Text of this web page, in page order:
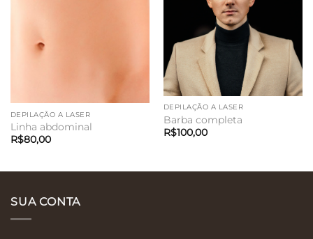
DEPILAÇÃO A LASER
Linha abdominal
R$80,00
DEPILAÇÃO A LASER
Barba completa
R$100,00
SUA CONTA